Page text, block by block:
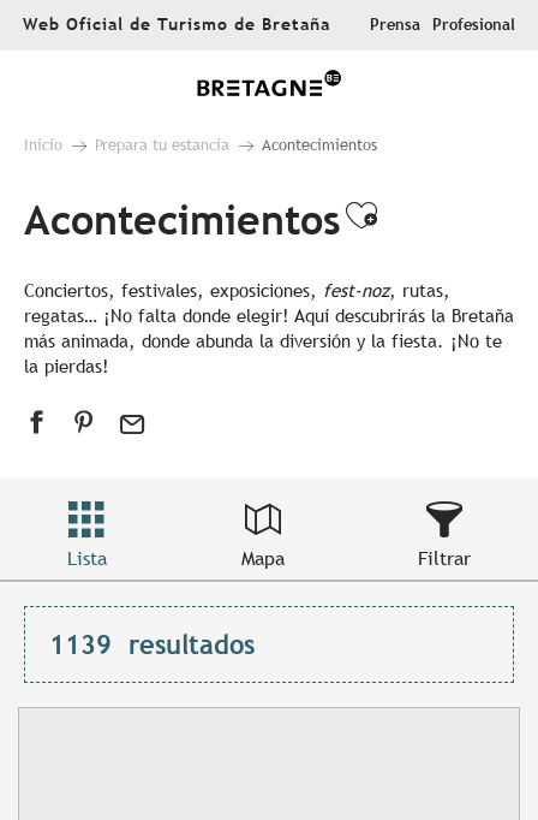
AllerWeb Oficial de Turismo de Bretaña Prensa Profesional
Inicio Prepara tu estancia Acontecimientos
AcontecimientosAjouter
Conciertos, festivales, exposiciones, fest-noz, rutas,
regatas… ¡No falta donde elegir! Aquí descubrirás la Bretaña
más animada, donde abunda la diversión y la fiesta. ¡No te
la pierdas!
Lista Mapa Filtrar
1139 resultados